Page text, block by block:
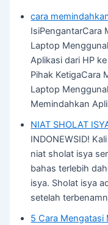
cara
IsiPengantarCara
Laptop
Aplikasi dari HP
Pihak KetigaCara
Laptop
Memindahkan
NIAT SHOLAT
INDONEWSID!
niat sholat isya
bahas terlebih
isya. Sholat isya
setelah
5 Cara Mengatasi